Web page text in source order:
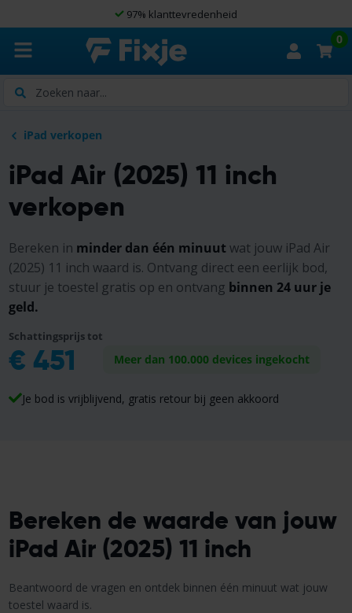
97% klanttevredenheid
Zoeken
0
iPad verkopen
iPad Air (2025) 11 inch
verkopen
Bereken in minder dan één minuutwat jouw iPad Air
(2025) 11 inch waard is. Ontvang direct een eerlijk bod,
stuur je toestel gratis op en ontvang binnen 24 uur je
geld.
Schattingsprijs tot
€ 451 Meer dan 100.000 devices ingekocht
Je bod is vrijblijvend, gratis retour bij geen akkoord
Bereken de waarde van jouw
iPad Air (2025) 11 inch
Beantwoord de vragen en ontdek binnen één minuut wat jouw
toestel waard is.